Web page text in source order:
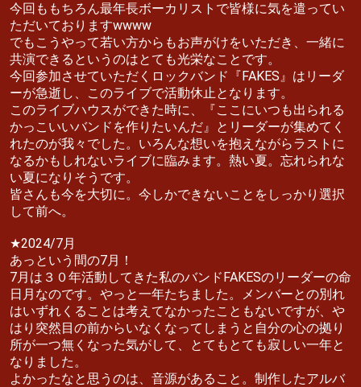
今回ももちろん最年長ボーカリストで皆様に気を遣ってい
ただいておりますwwww
でもこうやって若い方からもお声がけをいただき、一緒に
共演できるというのはとても光栄なことです。
今回参加させていただくロックバンド『FAKES』はリーダ
ーが急逝し、このライブで活動休止となります。
このライブハウスができた時に、『ここにいつも出られる
かっこいいバンドを作りたいんだ』とリーダーが集めてく
れたのが我々でした。いろんな想いを抱えながらラストに
なるかもしれないライブに臨みます。熱い夏。忘れられな
い夏になりそうです。
皆さんも今を大切に。今しかできないことをしっかり選択
して前へ。
★2024/7月
あっという間の7月！
7月は３０年活動してきた私のバンドFAKESのリーダーの命
日月なのです。やっと一年たちました。メンバーとの別れ
はいずれくることは考えてなかったこともないですが、や
はり突然目の前からいなくなってしまうと自分の心の拠り
所が一つ無くなった気がして、とてもとても寂しい一年と
なりました。
よかったなと思うのは、音源があること。制作したアルバ